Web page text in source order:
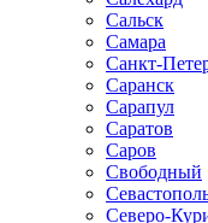
Сальск
Самара
Санкт-
Саранск
Сарапул
Саратов
Саров
Свободный
Северо-